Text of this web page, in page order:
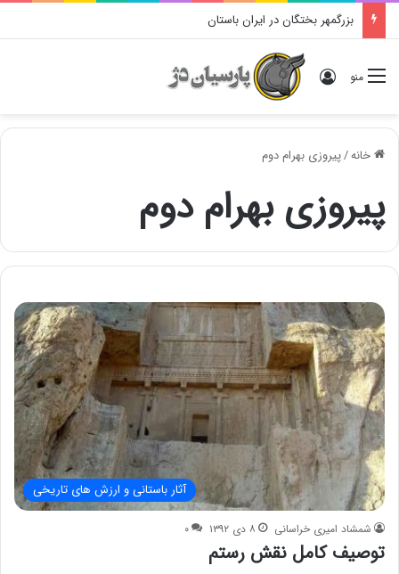
بزرگمهر بختگان در ایران باستان
منو ورود
خانه/پیروزی بهرام دوم
پیروزی بهرام دوم
آثار باستانی و ارزش های تاریخی
شمشاد امیری خراسانی ۸ دی ۱۳۹۲ ۰
توصیف کامل نقش رستم